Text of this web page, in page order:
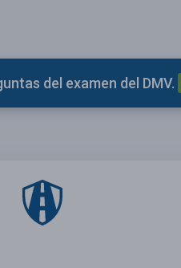
del examen del DMV.